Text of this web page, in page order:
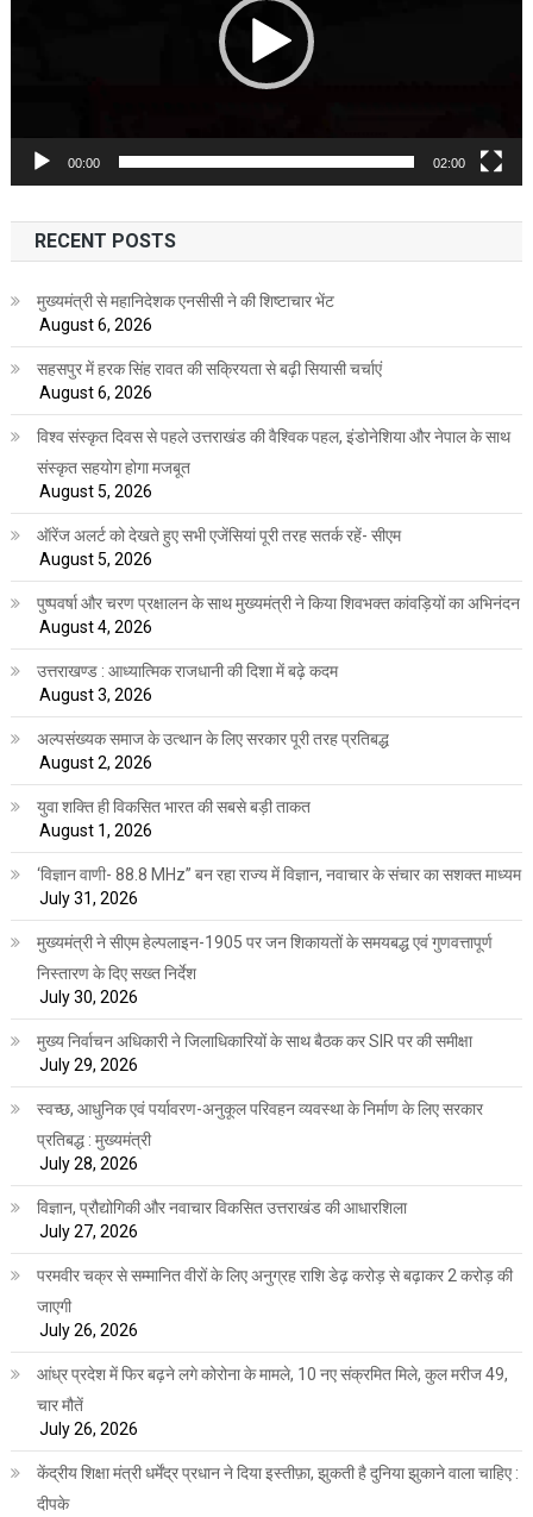
00:00 02:00
RECENT POSTS
मुख्यमंत्री से महानिदेशक एनसीसी ने की शिष्टाचार भेंट
August 6, 2026
सहसपुर में हरक सिंह रावत की सक्रियता से बढ़ी सियासी चर्चाएं
August 6, 2026
विश्व संस्कृत दिवस से पहले उत्तराखंड की वैश्विक पहल, इंडोनेशिया और नेपाल के साथ
संस्कृत सहयोग होगा मजबूत
August 5, 2026
ऑरेंज अलर्ट को देखते हुए सभी एजेंसियां पूरी तरह सतर्क रहें- सीएम
August 5, 2026
पुष्पवर्षा और चरण प्रक्षालन के साथ मुख्यमंत्री ने किया शिवभक्त कांवड़ियों का अभिनंदन
August 4, 2026
उत्तराखण्ड : आध्यात्मिक राजधानी की दिशा में बढ़े कदम
August 3, 2026
अल्पसंख्यक समाज के उत्थान के लिए सरकार पूरी तरह प्रतिबद्ध
August 2, 2026
युवा शक्ति ही विकसित भारत की सबसे बड़ी ताकत
August 1, 2026
‘विज्ञान वाणी- 88.8 MHz” बन रहा राज्य में विज्ञान, नवाचार के संचार का सशक्त माध्यम
July 31, 2026
मुख्यमंत्री ने सीएम हेल्पलाइन-1905 पर जन शिकायतों के समयबद्ध एवं गुणवत्तापूर्ण
निस्तारण के दिए सख्त निर्देश
July 30, 2026
मुख्य निर्वाचन अधिकारी ने जिलाधिकारियों के साथ बैठक कर SIR पर की समीक्षा
July 29, 2026
स्वच्छ, आधुनिक एवं पर्यावरण-अनुकूल परिवहन व्यवस्था के निर्माण के लिए सरकार
प्रतिबद्ध : मुख्यमंत्री
July 28, 2026
विज्ञान, प्रौद्योगिकी और नवाचार विकसित उत्तराखंड की आधारशिला
July 27, 2026
परमवीर चक्र से सम्मानित वीरों के लिए अनुग्रह राशि डेढ़ करोड़ से बढ़ाकर 2 करोड़ की
जाएगी
July 26, 2026
आंध्र प्रदेश में फिर बढ़ने लगे कोरोना के मामले, 10 नए संक्रमित मिले, कुल मरीज 49,
चार मौतें
July 26, 2026
केंद्रीय शिक्षा मंत्री धर्मेंद्र प्रधान ने दिया इस्तीफ़ा, झुकती है दुनिया झुकाने वाला चाहिए :
दीपके